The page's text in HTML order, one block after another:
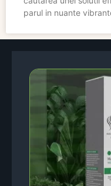
parul in nuante